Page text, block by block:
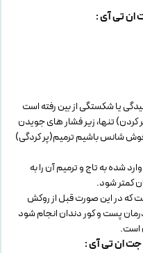
ان تی آی :
یا شکستگی از بین رفته است
کردن) تنها، زیر فشار های جویدن
شانس باشیم ترمیم(پر کردگی)
شده به تاج و ترمیم آن را به
کمتر شود.
که در این صورت قبل از روکش
درمان پست و کور دندان انجام شود
است.
جت ان تی آی :